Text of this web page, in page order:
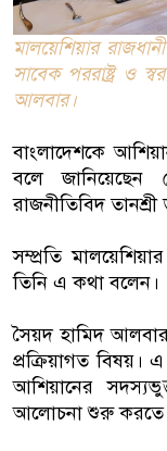
মালয়েশিয়ার
সাবেক পররাষ্ট্র ও
আলবার।
বাংলাদেশকে
বলে জানিয়েছেন
রাজনীতিবিদ
সম্প্রতি
তিনি এ কথা বলেন।
সৈয়দ হামিদ
প্রক্রিয়াগত বিষয়।
আশিয়ানের
আলোচনা শুরু করতে